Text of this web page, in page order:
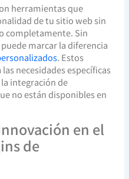
herramientas que
de tu sitio web sin
completamente. Sin
marcar la diferencia
. Estos
necesidades específicas
integración de
no están disponibles en
en el
de